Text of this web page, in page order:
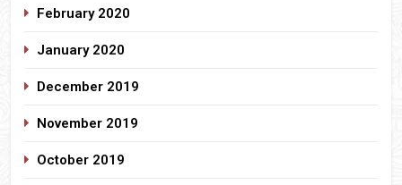
February 2020
January 2020
December 2019
November 2019
October 2019